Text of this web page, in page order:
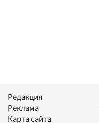
Редакция
Реклама
Карта сайта